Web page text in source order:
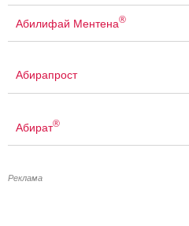
Абилифай Ментена®
Абирапрост
Абират®
Реклама